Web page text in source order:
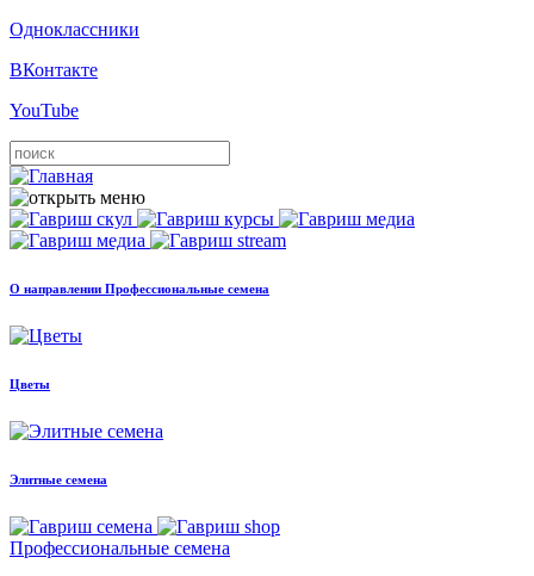
Одноклассники
ВКонтакте
YouTube
О направлении Профессиональные семена
Цветы
Элитные семена
Профессиональные семена